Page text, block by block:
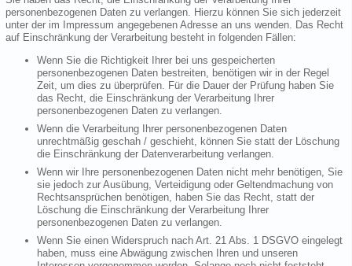
personenbezogenen Daten zu verlangen. Hierzu können Sie sich jederzeit
unter der im Impressum angegebenen Adresse an uns wenden. Das Recht
auf Einschränkung der Verarbeitung besteht in folgenden Fällen:
Wenn Sie die Richtigkeit Ihrer bei uns gespeicherten
personenbezogenen Daten bestreiten, benötigen wir in der Regel
Zeit, um dies zu überprüfen. Für die Dauer der Prüfung haben Sie
das Recht, die Einschränkung der Verarbeitung Ihrer
personenbezogenen Daten zu verlangen.
Wenn die Verarbeitung Ihrer personenbezogenen Daten
unrechtmäßig geschah / geschieht, können Sie statt der Löschung
die Einschränkung der Datenverarbeitung verlangen.
Wenn wir Ihre personenbezogenen Daten nicht mehr benötigen, Sie
sie jedoch zur Ausübung, Verteidigung oder Geltendmachung von
Rechtsansprüchen benötigen, haben Sie das Recht, statt der
Löschung die Einschränkung der Verarbeitung Ihrer
personenbezogenen Daten zu verlangen.
Wenn Sie einen Widerspruch nach Art. 21 Abs. 1 DSGVO eingelegt
haben, muss eine Abwägung zwischen Ihren und unseren